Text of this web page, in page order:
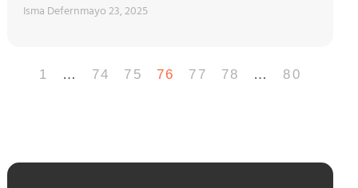
Isma Defernmayo 23, 2025
1 … 74 75 76 77 78 … 80